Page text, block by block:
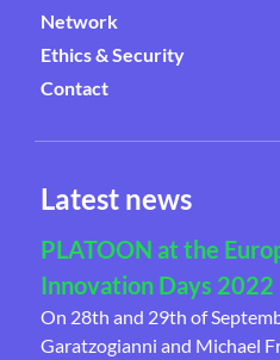
Network
Ethics & Security
Contact
Latest news
PLATOON at the
Innovation Days 2022
On 28th and 29th of
Garatzogianni and Michael